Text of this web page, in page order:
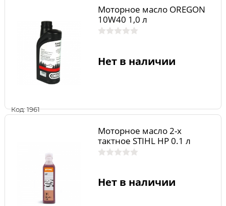
Код: 1961
Моторное масло OREGON
10W40 1,0 л
Нет в наличии
Моторное масло 2-х
тактное STIHL HP 0.1 л
Нет в наличии